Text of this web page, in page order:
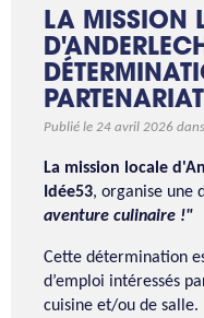
LA MISSION
Publié le 24 avril 2026 dans
La mission locale
Idée53, organise une
aventure culinaire !"
Cette détermination
d’emploi intéressés
cuisine et/ou de salle.